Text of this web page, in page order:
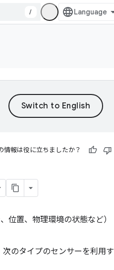
/
情報は役に立ちましたか？
位置、物理環境の状態など）
のタイプのセンサーを利用す